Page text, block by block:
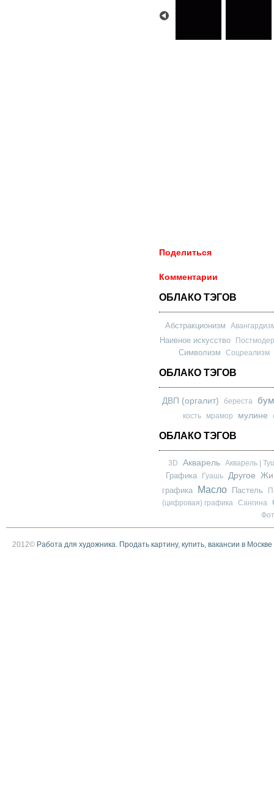
Поделиться
Комментарии
ОБЛАКО ТЭГОВ
Абстракционизм
Наивное искусство
Символизм Соцреализм
ОБЛАКО ТЭГОВ
ДВП (оргалит) береста
кость мрамор мулине
ОБЛАКО ТЭГОВ
3D Акварель Акварель |
Графика Гуашь Другое
графика
Масло Пастель
(цифровая) графика
Сангина
2012© Работа для художника. Продать картину, купить, вакансии в Москве